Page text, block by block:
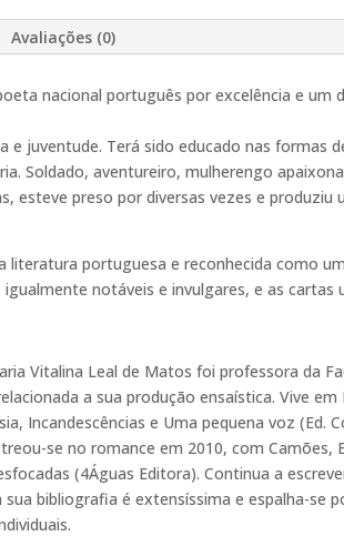
Avaliações (0)
nacional português por excelência e
e juventude. Terá sido educado nas
Soldado, aventureiro, mulherengo
esteve preso por diversas vezes e
literatura portuguesa e reconhecida como
notáveis e invulgares, e as
Vitalina Leal de Matos foi professora da
a sua produção ensaística. Vive
Incandescências e Uma pequena voz (Ed.
se no romance em 2010, com Camões,
(4Águas Editora). Continua a
bibliografia é extensíssima e espalha-se